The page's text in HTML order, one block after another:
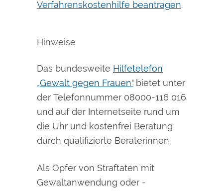
Verfahrenskostenhilfe beantragen.
Hinweise
Das bundesweite Hilfetelefon
„Gewalt gegen Frauen" bietet unter
der Telefonnummer 08000-116 016
und auf der Internetseite rund um
die Uhr und kostenfrei Beratung
durch qualifizierte Beraterinnen.
Als Opfer von Straftaten mit
Gewaltanwendung oder -